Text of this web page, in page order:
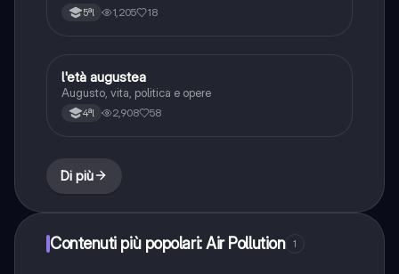
De brevitate vitae, De tranquillitate vitae, De
clementia, Epistole a Lucilio, De Naturales
5ªl 1,205 18
Latino
l'età augustea
Augusto, vita, politica e opere
4ªl 2,908 58
Di più
Contenuti più popolari: Air Pollution 1